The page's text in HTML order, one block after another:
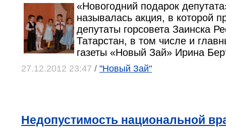
«Новогодний подарок
называлась акция, в которой
депутаты горсовета Заинска
Татарстан, в том числе и
газеты «Новый Зай» Ирина
27.12.2012 23:47 / "Новый Зай"
Недопустимость национальной